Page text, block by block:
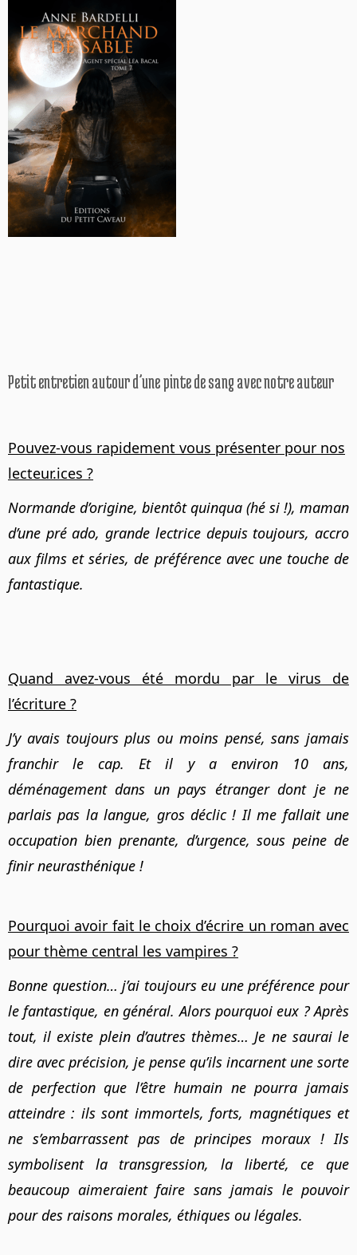
Petit entretien autour d’une pinte de sang avec notre auteur
Pouvez-vous rapidement vous présenter pour nos
lecteur.ices ?
Normande d’origine, bientôt quinqua (hé si !), maman
d’une pré ado, grande lectrice depuis toujours, accro
aux films et séries, de préférence avec une touche de
fantastique.
Quand avez-vous été mordu par le virus de
l’écriture ?
J’y avais toujours plus ou moins pensé, sans jamais
franchir le cap. Et il y a environ 10 ans,
déménagement dans un pays étranger dont je ne
parlais pas la langue, gros déclic ! Il me fallait une
occupation bien prenante, d’urgence, sous peine de
finir neurasthénique !
Pourquoi avoir fait le choix d’écrire un roman avec
pour thème central les vampires ?
Bonne question… j’ai toujours eu une préférence pour
le fantastique, en général. Alors pourquoi eux ? Après
tout, il existe plein d’autres thèmes… Je ne saurai le
dire avec précision, je pense qu’ils incarnent une sorte
de perfection que l’être humain ne pourra jamais
atteindre : ils sont immortels, forts, magnétiques et
ne s’embarrassent pas de principes moraux ! Ils
symbolisent la transgression, la liberté, ce que
beaucoup aimeraient faire sans jamais le pouvoir
pour des raisons morales, éthiques ou légales.